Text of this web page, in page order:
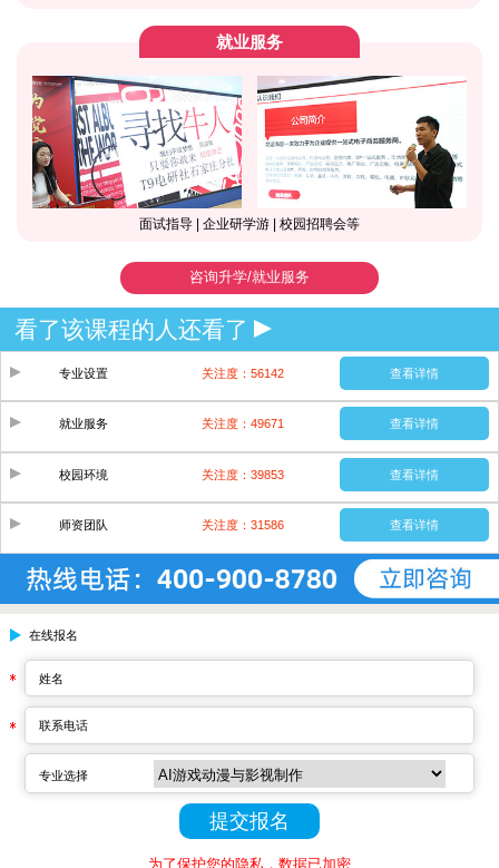
就业服务
面试指导 | 企业研学游 | 校园招聘会等
咨询升学/就业服务
看了该课程的人还看了
专业设置 关注度：56142 查看详情
就业服务 关注度：49671 查看详情
校园环境 关注度：39853 查看详情
师资团队 关注度：31586 查看详情
在线报名
姓名
联系电话
专业选择
为了保护您的隐私，数据已加密